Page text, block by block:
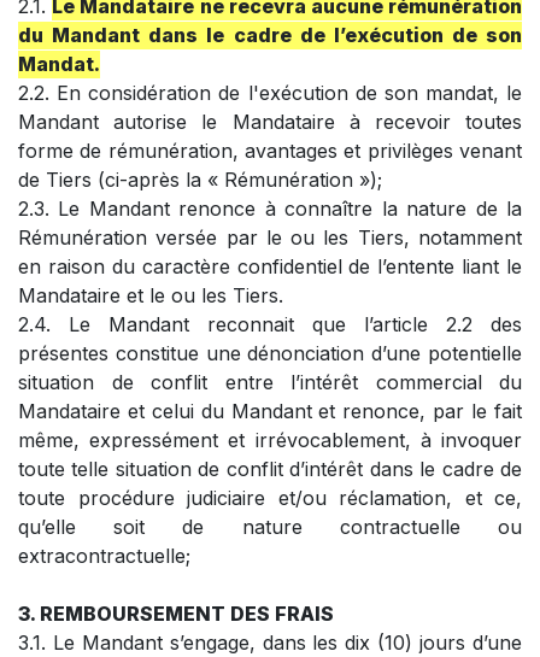
2.1. Le Mandataire ne recevra aucune rémunération
du Mandant dans le cadre de l’exécution de son
Mandat.
2.2. En considération de l'exécution de son mandat, le
Mandant autorise le Mandataire à recevoir toutes
forme de rémunération, avantages et privilèges venant
de Tiers (ci-après la « Rémunération »);
2.3. Le Mandant renonce à connaître la nature de la
Rémunération versée par le ou les Tiers, notamment
en raison du caractère confidentiel de l’entente liant le
Mandataire et le ou les Tiers.
2.4. Le Mandant reconnait que l’article 2.2 des
présentes constitue une dénonciation d’une potentielle
situation de conflit entre l’intérêt commercial du
Mandataire et celui du Mandant et renonce, par le fait
même, expressément et irrévocablement, à invoquer
toute telle situation de conflit d’intérêt dans le cadre de
toute procédure judiciaire et/ou réclamation, et ce,
qu’elle soit de nature contractuelle ou
extracontractuelle;
3. REMBOURSEMENT DES FRAIS
3.1. Le Mandant s’engage, dans les dix (10) jours d’une